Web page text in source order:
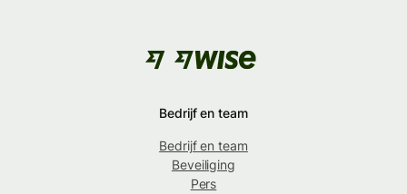
Bedrijf en team
Bedrijf en team
Beveiliging
Pers